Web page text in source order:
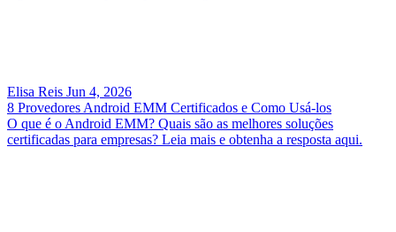
Elisa Reis Jun 4, 2026
8 Provedores Android EMM Certificados e Como Usá-los
O que é o Android EMM? Quais são as melhores soluções
certificadas para empresas? Leia mais e obtenha a resposta aqui.